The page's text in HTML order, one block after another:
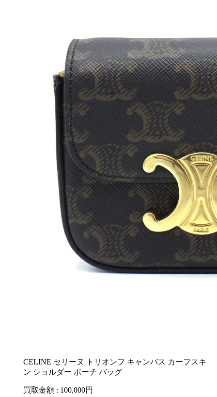
CELINE セリーヌ トリオンフ キャンバス カーフスキ
ン ショルダー ポーチ バッグ
買取金額 : 100,000円